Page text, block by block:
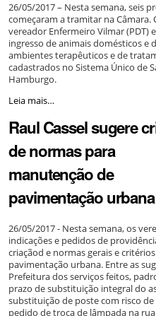
-26/05/2017 – Nesta semana, seis
começaram a tramitar na Câmara.
vereador Enfermeiro Vilmar (PDT)
ingresso de animais domésticos e
ambientes terapêuticos e de
cadastrados no Sistema Único de
Hamburgo.
Proposta
permite
ingresso
de
animais
domésticos
e
de
estimação
hospitais
começa
a
tramitar
-
Leia mais…
Raul Cassel sugere
de normas para
manutenção de
pavimentação urbana
26/05/2017 - Nesta semana, os
indicações e pedidos de
criaçãod e normas gerais e
pavimentação urbana. Entre as
Prefeitura dos serviços feitos,
prazo de substituição integral do
substituição de poste com risco
pedido de troca de lâmpada na rua